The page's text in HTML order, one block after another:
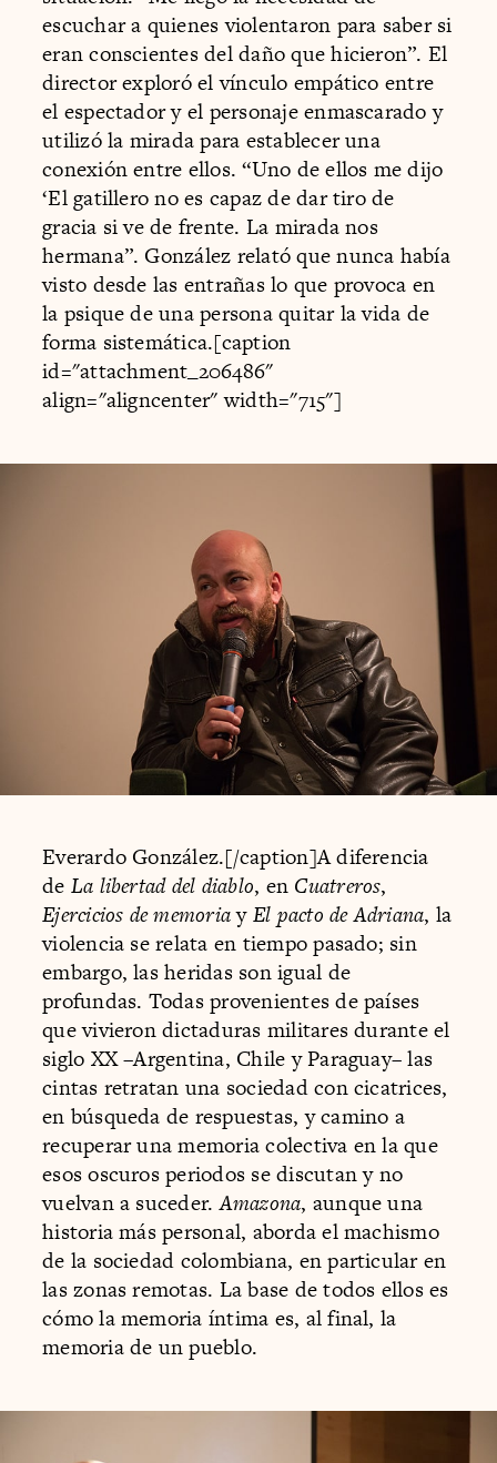
escuchar a quienes violentaron para saber si
eran conscientes del daño que hicieron”. El
director exploró el vínculo empático entre
el espectador y el personaje enmascarado y
utilizó la mirada para establecer una
conexión entre ellos. “Uno de ellos me dijo
‘El gatillero no es capaz de dar tiro de
gracia si ve de frente. La mirada nos
hermana”. González relató que nunca había
visto desde las entrañas lo que provoca en
la psique de una persona quitar la vida de
forma sistemática.[caption
id="attachment_206486"
align="aligncenter" width="715"]
Everardo González.[/caption]A diferencia
de La libertad del diablo, en Cuatreros,
Ejercicios de memoriayEl pacto de Adriana, la
violencia se relata en tiempo pasado; sin
embargo, las heridas son igual de
profundas. Todas provenientes de países
que vivieron dictaduras militares durante el
siglo XX –Argentina, Chile y Paraguay– las
cintas retratan una sociedad con cicatrices,
en búsqueda de respuestas, y camino a
recuperar una memoria colectiva en la que
esos oscuros periodos se discutan y no
vuelvan a suceder.Amazona, aunque una
historia más personal, aborda el machismo
de la sociedad colombiana, en particular en
las zonas remotas. La base de todos ellos es
cómo la memoria íntima es, al final, la
memoria de un pueblo.